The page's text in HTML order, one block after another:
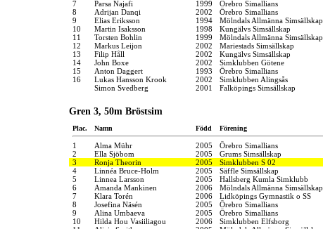
7
Parsa Najafi 1999 Örebro Simallians
8
Adrijan Danqi 2002 Örebro Simallians
9
Elias Eriksson 1994 Mölndals Allmänna Simsällskap
10
Martin Isaksson 1998 Kungälvs Simsällskap
11
Torsten Bohlin 1999 Mölndals Allmänna Simsällskap
12
Markus Leijon 2002 Mariestads Simsällskap
13
Filip Håll 2002 Kungälvs Simsällskap
14
John Boxe 2002 Simklubben Götene
15
Anton Daggert 1993 Örebro Simallians
16
Lukas Hansson Krook 2002 Simklubben Alingsås
Simon Svedberg
2001 Falköpings Simsällskap
Gren 3, 50m Bröstsim
Plac. Namn Född Förening
1 Alma Mühr 2005 Örebro Simallians
2
Ella Sjöbom 2005 Grums Simsällskap
3
Ronja Theorin 2005 Simklubben S 02
4
Linnéa Bruce-Holm 2005 Säffle Simsällskap
5
Linnea Larsson 2005 Hallsberg Kumla Simklubb
6
Amanda Mankinen 2006 Mölndals Allmänna Simsällskap
7
Klara Torén 2006 Lidköpings Gymnastik o SS
8
Josefina Näsén 2005 Örebro Simallians
9
Alina Umbaeva 2005 Örebro Simallians
10
Hilda Hou Vasiiliagou 2006 Simklubben Elfsborg